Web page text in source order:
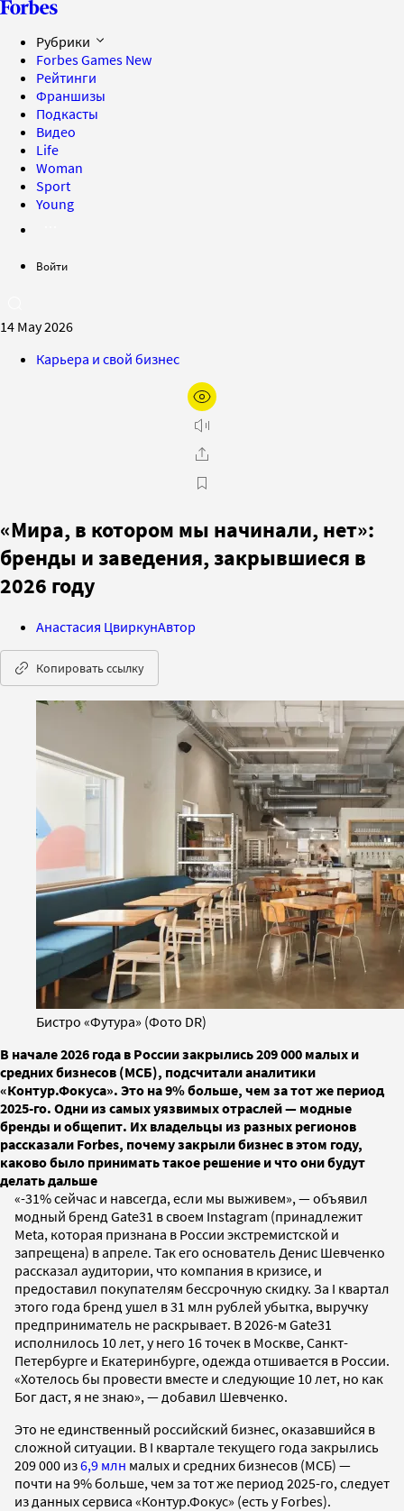
Рубрики
Forbes Games New
Рейтинги
Франшизы
Подкасты
Видео
Life
Woman
Sport
Young
Войти
14 May 2026
Карьера и свой бизнес
«Мира, в котором мы начинали, нет»:
бренды и заведения, закрывшиеся в
2026 году
Анастасия ЦвиркунАвтор
Копировать ссылку
Бистро «Футура» (Фото DR)
В начале 2026 года в России закрылись 209 000 малых и
средних бизнесов (МСБ), подсчитали аналитики
«Контур.Фокуса». Это на 9% больше, чем за тот же период
2025-го. Одни из самых уязвимых отраслей — модные
бренды и общепит. Их владельцы из разных регионов
рассказали Forbes, почему закрыли бизнес в этом году,
каково было принимать такое решение и что они будут
делать дальше
«-31% сейчас и навсегда, если мы выживем», — объявил
модный бренд Gate31 в своем Instagram (принадлежит
Meta, которая признана в России экстремистской и
запрещена) в апреле. Так его основатель Денис Шевченко
рассказал аудитории, что компания в кризисе, и
предоставил покупателям бессрочную скидку. За I квартал
этого года бренд ушел в 31 млн рублей убытка, выручку
предприниматель не раскрывает. В 2026-м Gate31
исполнилось 10 лет, у него 16 точек в Москве, Санкт-
Петербурге и Екатеринбурге, одежда отшивается в России.
«Хотелось бы провести вместе и следующие 10 лет, но как
Бог даст, я не знаю», — добавил Шевченко.
Это не единственный российский бизнес, оказавшийся в
сложной ситуации. В I квартале текущего года закрылись
209 000 из6,9 млн малых и средних бизнесов (МСБ) —
почти на 9% больше, чем за тот же период 2025-го, следует
из данных сервиса «Контур.Фокус» (есть у Forbes).